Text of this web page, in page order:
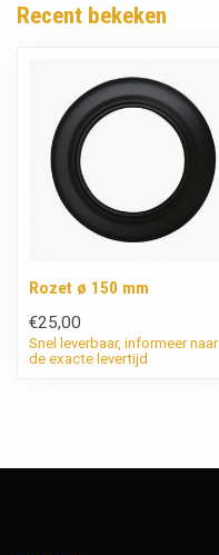
Recent bekeken
Rozet ø 150 mm
€25,00
Snel leverbaar, informeer naar
de exacte levertijd